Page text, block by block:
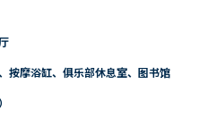
按摩浴缸、俱乐部休息室、图书馆